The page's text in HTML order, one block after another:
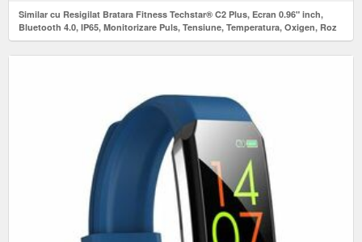
Similar cu Resigilat Bratara Fitness Techstar® C2 Plus, Ecran 0.96" inch,
Bluetooth 4.0, IP65, Monitorizare Puls, Tensiune, Temperatura, Oxigen, Roz